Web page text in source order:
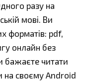
разу на
мові. Ви
форматів: pdf,
онлайн без
бажаєте читати
на своєму Android